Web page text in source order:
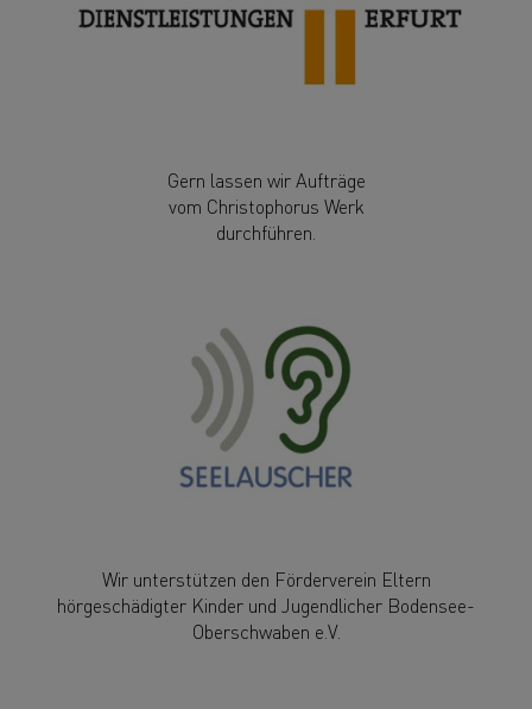
Gern lassen wir Aufträge
vom Christophorus Werk
durchführen.
Wir unterstützen den Förderverein Eltern
hörgeschädigter Kinder und Jugendlicher Bodensee-
Oberschwaben e.V.